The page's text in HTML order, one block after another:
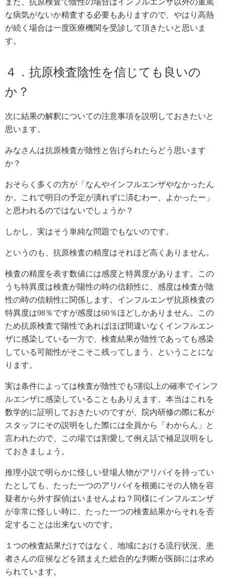
また、抗原検査で陰性の場合はインフルエンザ以外の重篤
な病気がないか精査する必要もありますので、やはり高熱
が続く場合は一度医療機関を受診して頂きたいと思いま
す。
４．抗原検査陰性を信じても良いの
か？
次に結果の解釈についての注意事項を説明しておきたいと
思います。
みなさんは抗原検査が陰性と告げられたらどう思います
か？
おそらく多くの方が「なんやインフルエンザやなかったん
か。これで明日の予定が潰れずに済むわー、よかったー」
と思われるのではないでしょうか？
しかし、実はそう単純な問題でもないのです。
というのも、抗原検査の精度はそれほど高くありません。
検査の精度を表す数値には感度と特異度があります。この
うち特異度は検査が陽性の時の信頼性に、感度は検査が陰
性の時の信頼性に関係します。インフルエンザ抗原検査の
特異度は98％ですが感度は60％ほどしかありません。この
ため抗原検査で陽性であればほぼ間違いなくインフルエン
ザに感染している一方で、検査結果が陰性であっても感染
している可能性がそこそこ残ってしまう、ということにな
ります。
実は条件によっては検査が陰性でも5割以上の確率でインフ
ルエンザに感染していることもありえます。本当はこれを
数学的に証明しておきたいのですが、院内研修の際に私が
スタッフにその説明をした際には全員から「わからん」と
言われたので、この場では割愛して例え話で補足説明をし
ておきましょう。
推理小説で明らかに怪しい登場人物がアリバイを持ってい
たとしても、たった一つのアリバイを根拠にその人物を容
疑者から外す探偵はいませんよね？同様にインフルエンザ
が非常に怪しい時に、たった一つの検査結果からそれを否
定することは出来ないのです。
１つの検査結果だけではなく、地域における流行状況、患
者さんの症候などを踏まえた総合的な判断が医師には求め
られています。